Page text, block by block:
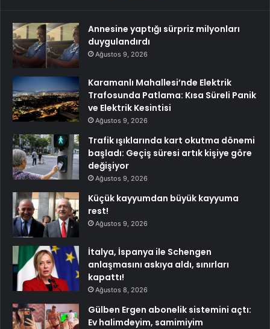
Annesine yaptığı sürpriz milyonları
duygulandırdı
Ağustos 9, 2026
Karamanlı Mahallesi’nde Elektrik
Trafosunda Patlama: Kısa Süreli Panik
ve Elektrik Kesintisi
Ağustos 9, 2026
Trafik ışıklarında kart okutma dönemi
başladı: Geçiş süresi artık kişiye göre
değişiyor
Ağustos 9, 2026
Küçük kayyumdan büyük kayyuma
rest!
Ağustos 9, 2026
İtalya, İspanya ile Schengen
anlaşmasını askıya aldı, sınırları
kapattı!
Ağustos 8, 2026
Gülben Ergen abonelik sistemini açtı:
Ev halimdeyim, samimiyim